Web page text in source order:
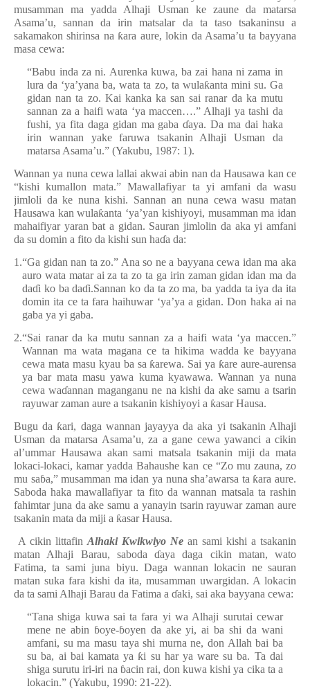
musamman ma yadda Alhaji Usman ke zaune da matarsa
Asama’u, sannan da irin matsalar da ta taso tsakaninsu a
sakamakon shirinsa na ƙara aure, lokin da Asama’u ta bayyana
masa cewa:
“Babu inda za ni. Aurenka kuwa, ba zai hana ni zama in
lura da ‘ya’yana ba, wata ta zo, ta wulaƙanta mini su. Ga
gidan nan ta zo. Kai kanka ka san sai ranar da ka mutu
sannan za a haifi wata ‘ya maccen….” Alhaji ya tashi da
fushi, ya fita daga gidan ma gabaɗaya. Da ma dai haka
irin wannan yake faruwa tsakanin Alhaji Usman da
matarsa Asama’u.” (Yakubu, 1987: 1).
Wannan ya nuna cewa lallai akwai abin nan da Hausawa kan ce
“kishi kumallon mata.” Mawallafiyar ta yi amfani da wasu
jimloli da ke nuna kishi. Sannan an nuna cewa wasu matan
Hausawa kan wulaƙanta ‘ya’yan kishiyoyi, musamman ma idan
mahaifiyar yaran bat a gidan. Sauran jimlolin da aka yi amfani
da su domin a fito da kishi sun haɗa da:
1.“Ga gidan nan ta zo.” Ana so ne a bayyana cewa idan ma aka
auro wata matar ai za ta zo ta ga irin zaman gidan idan ma da
daɗi ko ba daɗi.Sannan ko da ta zo ma, ba yadda ta iya da ita
domin ita ce ta fara haihuwar ‘ya’ya a gidan. Don haka ai na
gaba ya yi gaba.
2.“Sai ranar da ka mutu sannan za a haifi wata ‘ya maccen.”
Wannan ma wata magana ce ta hikima wadda ke bayyana
cewa mata masu kyau ba sa ƙarewa. Sai ya ƙare aure-aurensa
ya bar mata masu yawa kuma kyawawa. Wannan ya nuna
cewa waɗannan maganganu ne na kishi da ake samu a tsarin
rayuwar zaman aure a tsakanin kishiyoyi a ƙasar Hausa.
Bugu da ƙari, daga wannan jayayya da aka yi tsakanin Alhaji
Usman da matarsa Asama’u, za a gane cewa yawanci a cikin
al’ummar Hausawa akan sami matsala tsakanin miji da mata
lokaci-lokaci, kamar yadda Bahaushe kan ce “Zo mu zauna, zo
mu saɓa,” musamman ma idan ya nuna sha’awarsa ta ƙara aure.
Saboda haka mawallafiyar ta fito da wannan matsala ta rashin
fahimtar juna da ake samu a yanayin tsarin rayuwar zaman aure
tsakanin mata da miji a ƙasar Hausa.
A cikin littafin Alhaki Kwikwiyo Ne an sami kishi a tsakanin
matan Alhaji Barau, saboda ɗaya daga cikin matan, wato
Fatima, ta sami juna biyu. Daga wannan lokacin ne sauran
matan suka fara kishi da ita, musamman uwargidan. A lokacin
da ta sami Alhaji Barau da Fatima a ɗaki, sai aka bayyana cewa:
“Tana shiga kuwa sai ta fara yi wa Alhaji surutai cewar
mene ne abin ɓoye-ɓoyen da ake yi, ai ba shi da wani
amfani, su ma masu taya shi murna ne, don Allah bai ba
su ba, ai bai kamata ya ƙi su har ya ware su ba. Ta dai
shiga surutu iri-iri na ɓacin rai, don kuwa kishi ya cika ta a
lokacin.” (Yakubu, 1990: 21-22).